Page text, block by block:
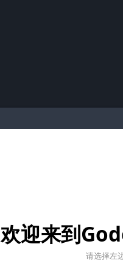
欢迎来到
请选择左